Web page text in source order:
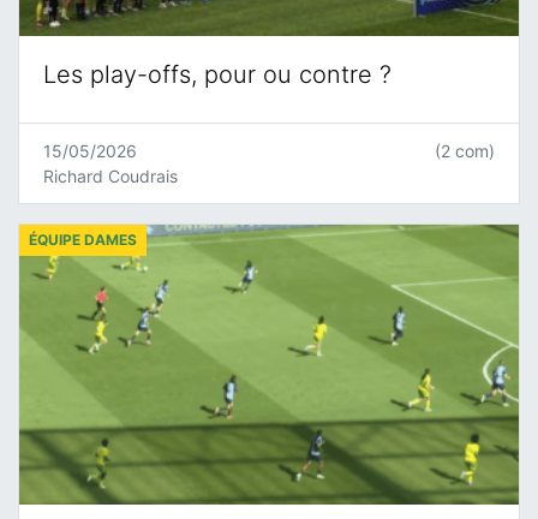
Les play-offs, pour ou contre ?
15/05/2026
Richard Coudrais
(2 com)
ÉQUIPE DAMES